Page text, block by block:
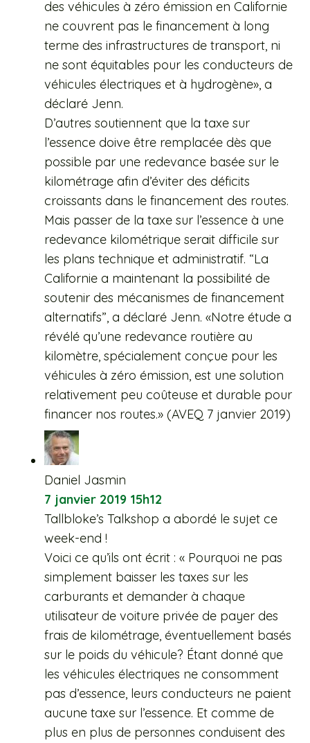
des véhicules à zéro émission en Californie
ne couvrent pas le financement à long
terme des infrastructures de transport, ni
ne sont équitables pour les conducteurs de
véhicules électriques et à hydrogène», a
déclaré Jenn.
D’autres soutiennent que la taxe sur
l’essence doive être remplacée dès que
possible par une redevance basée sur le
kilométrage afin d’éviter des déficits
croissants dans le financement des routes.
Mais passer de la taxe sur l’essence à une
redevance kilométrique serait difficile sur
les plans technique et administratif. “La
Californie a maintenant la possibilité de
soutenir des mécanismes de financement
alternatifs”, a déclaré Jenn. «Notre étude a
révélé qu’une redevance routière au
kilomètre, spécialement conçue pour les
véhicules à zéro émission, est une solution
relativement peu coûteuse et durable pour
financer nos routes.» (AVEQ 7 janvier 2019)
Daniel Jasmin
7 janvier 2019 15h12
Tallbloke’s Talkshop a abordé le sujet ce
week-end !
Voici ce qu’ils ont écrit : « Pourquoi ne pas
simplement baisser les taxes sur les
carburants et demander à chaque
utilisateur de voiture privée de payer des
frais de kilométrage, éventuellement basés
sur le poids du véhicule? Étant donné que
les véhicules électriques ne consomment
pas d’essence, leurs conducteurs ne paient
aucune taxe sur l’essence. Et comme de
plus en plus de personnes conduisent des